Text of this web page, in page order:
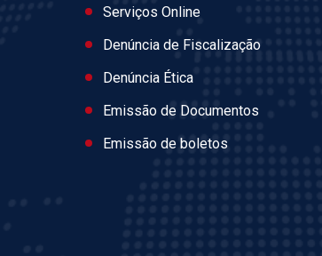
Serviços Online
Denúncia de Fiscalização
Denúncia Ética
Emissão de Documentos
Emissão de boletos